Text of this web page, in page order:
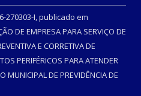
270303-I, publicado em
DE EMPRESA PARA SERVIÇO DE
E CORRETIVA DE
PERIFÉRICOS PARA ATENDER
MUNICIPAL DE PREVIDÊNCIA DE